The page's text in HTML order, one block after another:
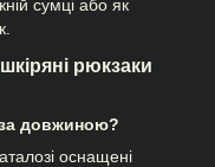
сумці або як
рюкзаки
довжиною?
оснащені